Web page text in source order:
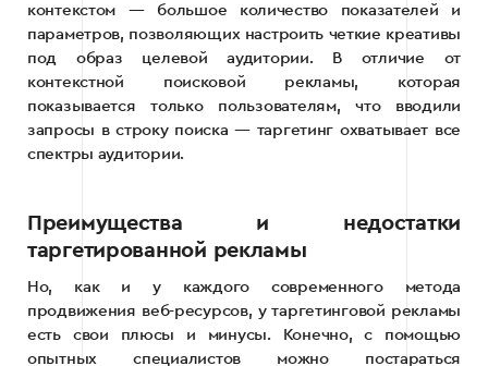
контекстом — большое количество показателей и
параметров, позволяющих настроить четкие креативы
под образ целевой аудитории. В отличие от
контекстной поисковой рекламы, которая
показывается только пользователям, что вводили
запросы в строку поиска — таргетинг охватывает все
спектры аудитории.
Преимущества и недостатки
таргетированной рекламы
Но, как и у каждого современного метода
продвижения веб-ресурсов, у таргетинговой рекламы
есть свои плюсы и минусы. Конечно, с помощью
опытных специалистов можно постараться